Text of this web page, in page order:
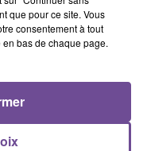
Soirée Mondaine
que pour ce site. Vous
consentement à tout
bas de chaque page.